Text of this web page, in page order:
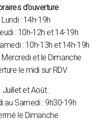
d’ouverture
Lundi : 14h-19h
: 10h-12h et 14-19h
: 10h-13h et 14h-19h
Mercredi et le Dimanche
le midi sur RDV
Juillet et Août :
au Samedi : 9h30-19h
le Dimanche